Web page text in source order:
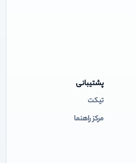
پشتیبانی
تیکت
مرکز راهنما